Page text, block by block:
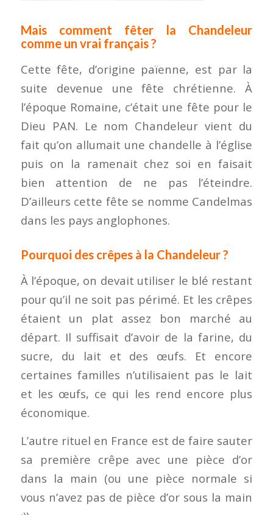
Mais comment fêter la Chandeleur
comme un vrai français ?
Cette fête, d’origine païenne, est par la
suite devenue une fête chrétienne. À
l’époque Romaine, c’était une fête pour le
Dieu PAN. Le nom Chandeleur vient du
fait qu’on allumait une chandelle à l’église
puis on la ramenait chez soi en faisait
bien attention de ne pas l’éteindre.
D’ailleurs cette fête se nomme Candelmas
dans les pays anglophones.
Pourquoi des crêpes à la Chandeleur ?
À l’époque, on devait utiliser le blé restant
pour qu’il ne soit pas périmé. Et les crêpes
étaient un plat assez bon marché au
départ. Il suffisait d’avoir de la farine, du
sucre, du lait et des œufs. Et encore
certaines familles n’utilisaient pas le lait
et les œufs, ce qui les rend encore plus
économique.
L’autre rituel en France est de faire sauter
sa première crêpe avec une pièce d’or
dans la main (ou une pièce normale si
vous n’avez pas de pièce d’or sous la main